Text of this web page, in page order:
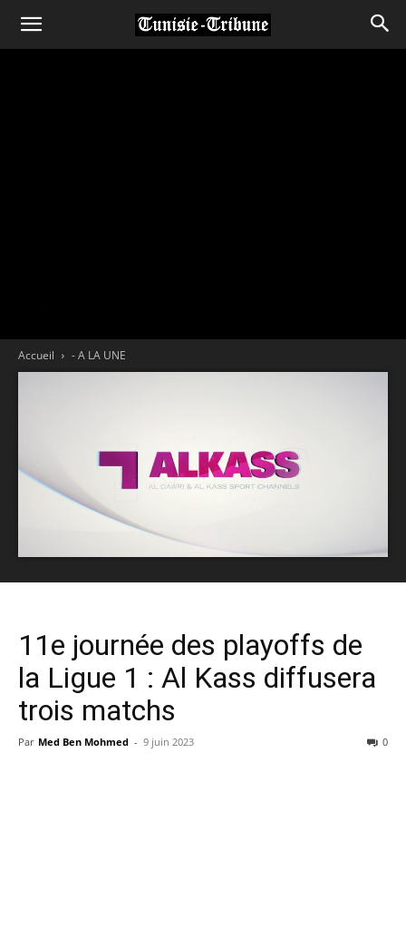
Accueil - A LA UNE
11e journée des playoffs de
la Ligue 1 : Al Kass diffusera
trois matchs
Par Med Ben Mohmed - 9 juin 2023 0